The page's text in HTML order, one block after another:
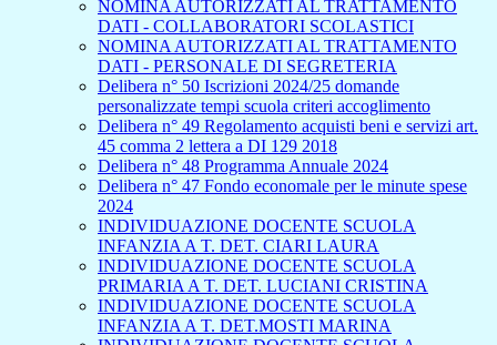
NOMINA AUTORIZZATI AL TRATTAMENTO
DATI - COLLABORATORI SCOLASTICI
NOMINA AUTORIZZATI AL TRATTAMENTO
DATI - PERSONALE DI SEGRETERIA
Delibera n° 50 Iscrizioni 2024/25 domande
personalizzate tempi scuola criteri accoglimento
Delibera n° 49 Regolamento acquisti beni e servizi art.
45 comma 2 lettera a DI 129 2018
Delibera n° 48 Programma Annuale 2024
Delibera n° 47 Fondo economale per le minute spese
2024
INDIVIDUAZIONE DOCENTE SCUOLA
INFANZIA A T. DET. CIARI LAURA
INDIVIDUAZIONE DOCENTE SCUOLA
PRIMARIA A T. DET. LUCIANI CRISTINA
INDIVIDUAZIONE DOCENTE SCUOLA
INFANZIA A T. DET.MOSTI MARINA